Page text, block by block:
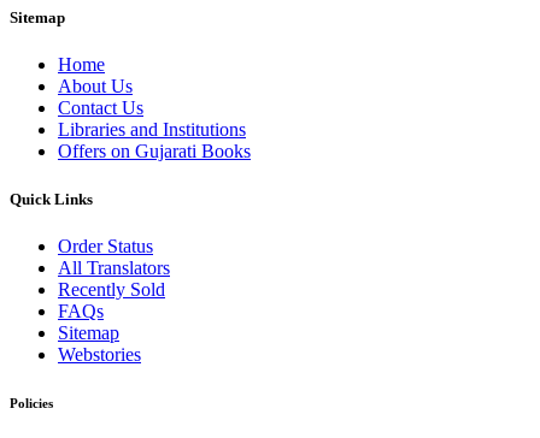
Sitemap
Home
About Us
Contact Us
Libraries and Institutions
Offers on Gujarati Books
Quick Links
Order Status
All Translators
Recently Sold
FAQs
Sitemap
Webstories
Policies